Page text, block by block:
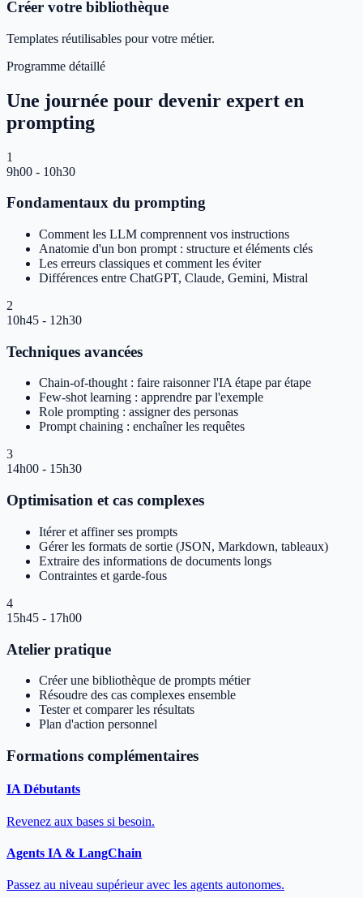
Créer votre bibliothèque
Templates réutilisables pour votre métier.
Programme détaillé
Une journée pour devenir expert en
prompting
1
9h00 - 10h30
Fondamentaux du prompting
Comment les LLM comprennent vos instructions
Anatomie d'un bon prompt : structure et éléments clés
Les erreurs classiques et comment les éviter
Différences entre ChatGPT, Claude, Gemini, Mistral
2
10h45 - 12h30
Techniques avancées
Chain-of-thought : faire raisonner l'IA étape par étape
Few-shot learning : apprendre par l'exemple
Role prompting : assigner des personas
Prompt chaining : enchaîner les requêtes
3
14h00 - 15h30
Optimisation et cas complexes
Itérer et affiner ses prompts
Gérer les formats de sortie (JSON, Markdown, tableaux)
Extraire des informations de documents longs
Contraintes et garde-fous
4
15h45 - 17h00
Atelier pratique
Créer une bibliothèque de prompts métier
Résoudre des cas complexes ensemble
Tester et comparer les résultats
Plan d'action personnel
Formations complémentaires
IA Débutants
Revenez aux bases si besoin.
Agents IA & LangChain
Passez au niveau supérieur avec les agents autonomes.